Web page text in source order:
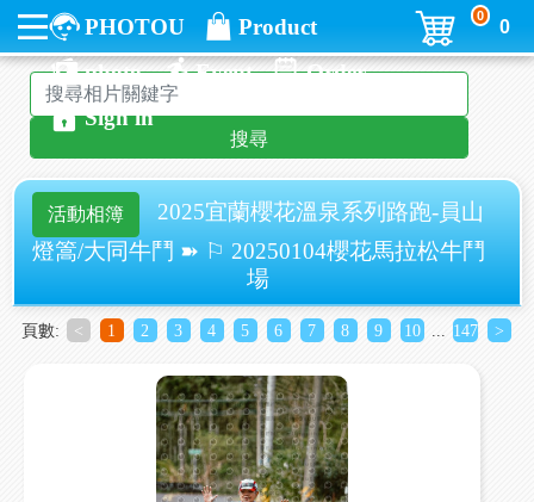
PHOTOU
Product
photo
Event
Order
Sign in
0
0
搜尋
活動相簿
2025宜蘭櫻花溫泉系列路跑-員山
燈篙/大同牛鬥 ➽ ⚐ 20250104櫻花馬拉松牛鬥
場
頁數: < 1 2 3 4 5 6 7 8 9 10 147 >